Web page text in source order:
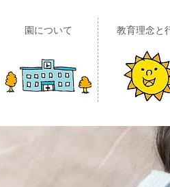
園について 教育理念と